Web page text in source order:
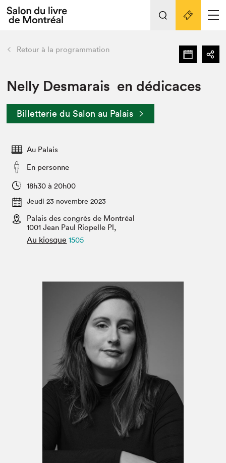
Espace exposant⋅e⋅s
Espace enseignant·e·s
Espace médias
L'événement
Préparer sa visite au Salon
Actualités
SLM PRO
retour Nos activités
Préparer sa visite
Salon dans la ville et en ligne
Projets partenaires
Liens pratiques
Retour à la programmation
Nelly Desmarais en dédicaces
Billetterie du Salon au Palais
Au Palais
En personne
18h30 à 20h00
Jeudi 23 novembre 2023
Palais des congrès de Montréal
1001 Jean Paul Riopelle Pl,
Au kiosque 1505